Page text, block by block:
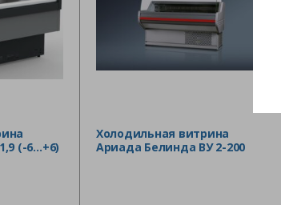
(-6…+6)
Холодильная витрина
Ариада Белинда ВУ 2-200